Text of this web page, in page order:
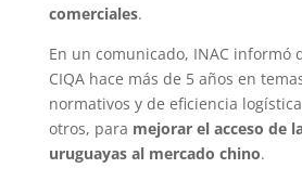
comerciales.
En un comunicado, INAC informó
CIQA hace más de 5 años en
normativos y de eficiencia
otros, para mejorar el acceso de
uruguayas al mercado chino.